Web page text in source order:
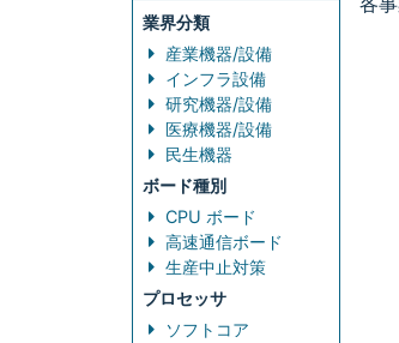
業界分類
産業機器/設備
インフラ設備
研究機器/設備
医療機器/設備
民生機器
ボード種別
CPU ボード
高速通信ボード
生産中止対策
プロセッサ
ソフトコア